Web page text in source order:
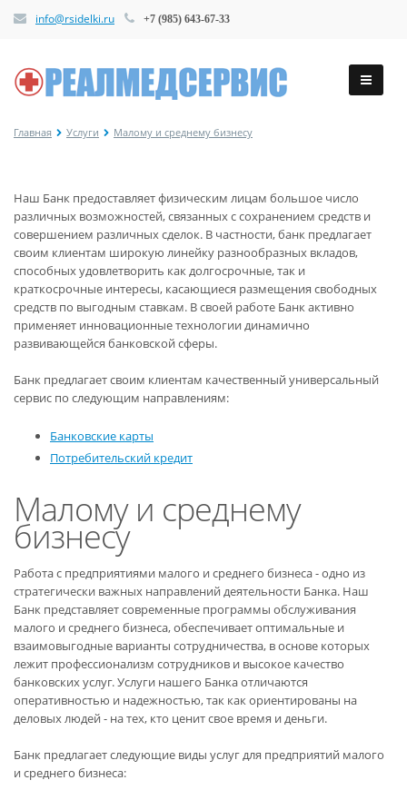
info@rsidelki.ru +7 (985) 643-67-33
Главная Услуги Малому и среднему бизнесу
Наш Банк предоставляет физическим лицам большое число
различных возможностей, связанных с сохранением средств и
совершением различных сделок. В частности, банк предлагает
своим клиентам широкую линейку разнообразных вкладов,
способных удовлетворить как долгосрочные, так и
краткосрочные интересы, касающиеся размещения свободных
средств по выгодным ставкам. В своей работе Банк активно
применяет инновационные технологии динамично
развивающейся банковской сферы.
Банк предлагает своим клиентам качественный универсальный
сервис по следующим направлениям:
Банковские карты
Потребительский кредит
Малому и среднему
бизнесу
Работа с предприятиями малого и среднего бизнеса - одно из
стратегически важных направлений деятельности Банка. Наш
Банк представляет современные программы обслуживания
малого и среднего бизнеса, обеспечивает оптимальные и
взаимовыгодные варианты сотрудничества, в основе которых
лежит профессионализм сотрудников и высокое качество
банковских услуг. Услуги нашего Банка отличаются
оперативностью и надежностью, так как ориентированы на
деловых людей - на тех, кто ценит свое время и деньги.
Банк предлагает следующие виды услуг для предприятий малого
и среднего бизнеса: